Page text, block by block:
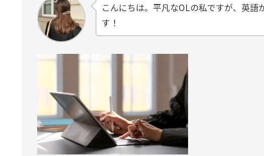
こんにちは。平凡なOLの私ですが、英
す！